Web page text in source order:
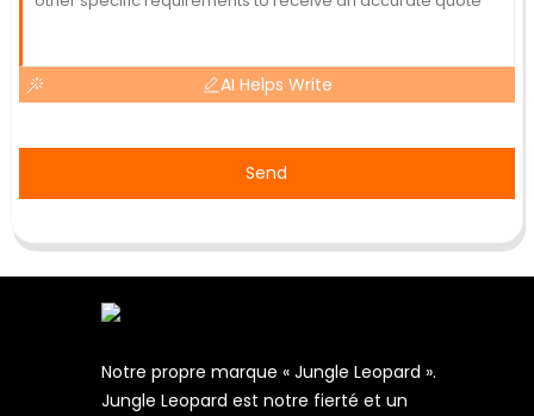
AI Helps Write
Send
Notre propre marque « Jungle Leopard ».
Jungle Leopard est notre fierté et un